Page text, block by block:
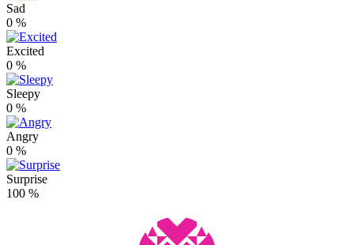
Sad
0 %
Excited
0 %
Sleepy
0 %
Angry
0 %
Surprise
100 %